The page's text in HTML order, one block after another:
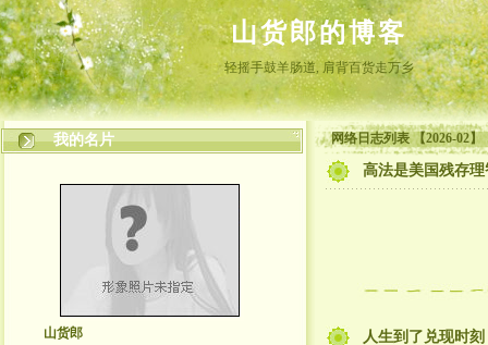
山货郎的博客
轻摇手鼓羊肠道, 肩背百货走万乡
我的名片
山货郎
网络日志列表 【2026-02】
高法是美国残存
人生到了兑现时刻